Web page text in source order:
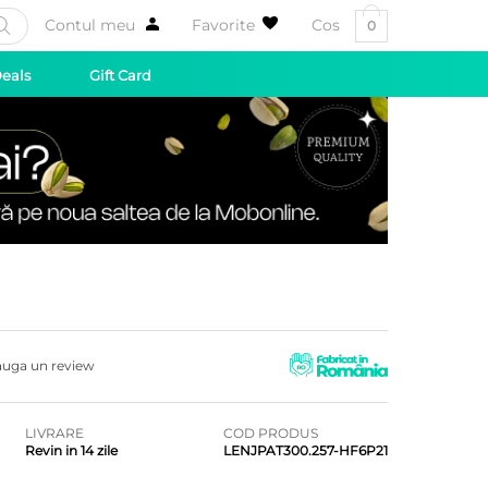
Contul meu Favorite Cos 0
Gift Card
un review
LIVRARE
Revin in 14 zile
COD PRODUS
LENJPAT300.257-HF6P21